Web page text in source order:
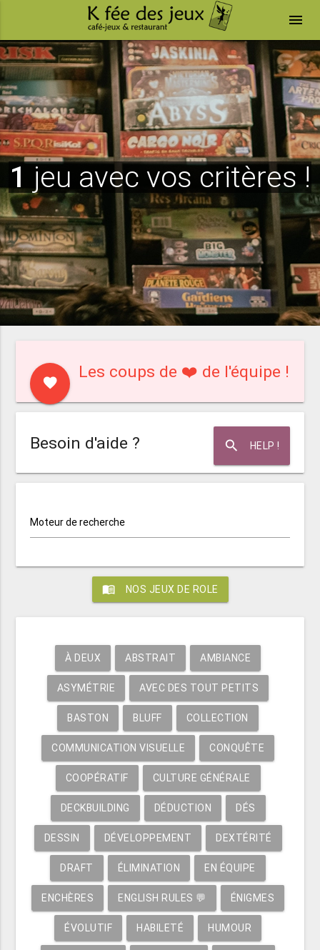
menu
1 jeu avec vos critères !
favorite
Les coups de ❤️ de l'équipe !
search HELP !
Besoin d'aide ?
Moteur de recherche
menu_book NOS JEUX DE ROLE
À DEUX ABSTRAIT AMBIANCE
ASYMÉTRIE AVEC DES TOUT PETITS
BASTON BLUFF COLLECTION
COMMUNICATION VISUELLE CONQUÊTE
COOPÉRATIF CULTURE GÉNÉRALE
DECKBUILDING DÉDUCTION DÉS
DESSIN DÉVELOPPEMENT DEXTÉRITÉ
DRAFT ÉLIMINATION EN ÉQUIPE
ENCHÈRES ENGLISH RULES 💬 ÉNIGMES
ÉVOLUTIF HABILETÉ HUMOUR